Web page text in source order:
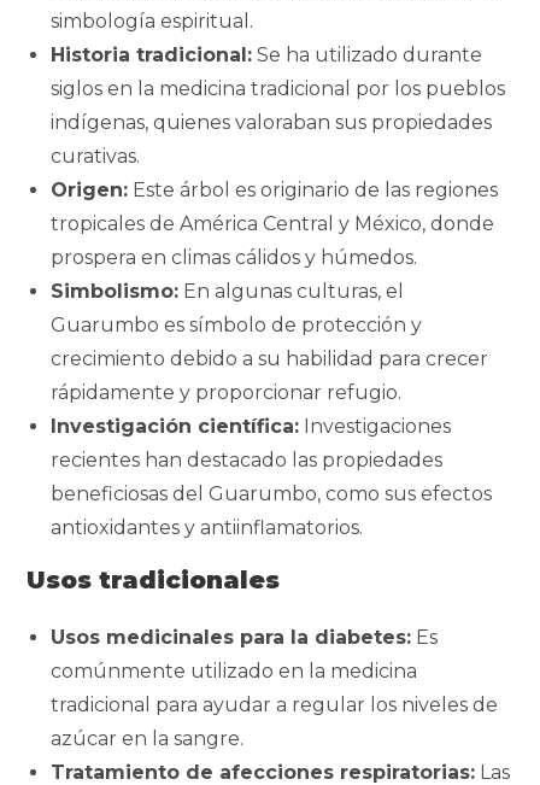
simbología espiritual.
Historia tradicional: Se ha utilizado durante
siglos en la medicina tradicional por los pueblos
indígenas, quienes valoraban sus propiedades
curativas.
Origen: Este árbol es originario de las regiones
tropicales de América Central y México, donde
prospera en climas cálidos y húmedos.
Simbolismo: En algunas culturas, el
Guarumbo es símbolo de protección y
crecimiento debido a su habilidad para crecer
rápidamente y proporcionar refugio.
Investigación científica: Investigaciones
recientes han destacado las propiedades
beneficiosas del Guarumbo, como sus efectos
antioxidantes y antiinflamatorios.
Usos tradicionales
Usos medicinales para la diabetes: Es
comúnmente utilizado en la medicina
tradicional para ayudar a regular los niveles de
azúcar en la sangre.
Tratamiento de afecciones respiratorias: Las